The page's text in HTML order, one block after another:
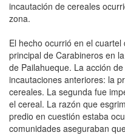
incautación de cereales
zona.
El hecho ocurrió en el
principal de Carabineros en
de Pailahueque. La acción
incautaciones anteriores: la
cereales. La segunda fue
el cereal. La razón que
predio en cuestión estaba
comunidades aseguraban